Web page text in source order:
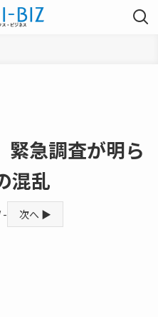
緊急調査が明ら
混乱
- 次へ ▶